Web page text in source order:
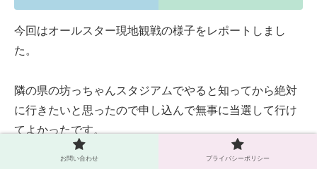
今回はオールスター現地観戦の様子をレポートしまし
た。
隣の県の坊っちゃんスタジアムでやると知ってから絶対
に行きたいと思ったので申し込んで無事に当選して行け
てよかったです。
お問い合わせ プライバシーポリシー